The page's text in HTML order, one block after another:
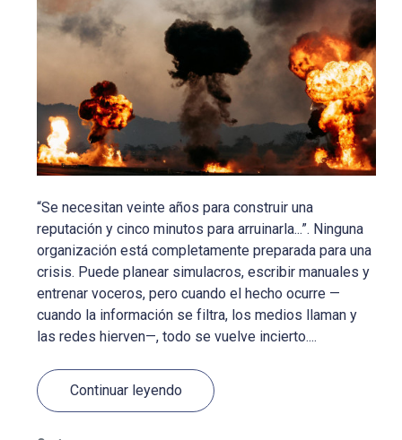
“Se necesitan veinte años para construir una
reputación y cinco minutos para arruinarla...”. Ninguna
organización está completamente preparada para una
crisis. Puede planear simulacros, escribir manuales y
entrenar voceros, pero cuando el hecho ocurre —
cuando la información se filtra, los medios llaman y
las redes hierven—, todo se vuelve incierto....
Continuar leyendo